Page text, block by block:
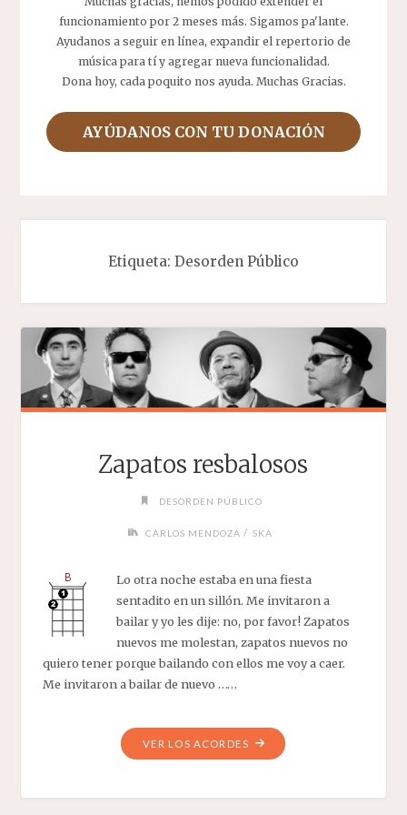
funcionamiento por 2 meses más. Sigamos pa'lante.
Ayudanos a seguir en línea, expandir el repertorio de
música para tí y agregar nueva funcionalidad.
Dona hoy, cada poquito nos ayuda. Muchas Gracias.
AYÚDANOS CON TU DONACIÓN
Etiqueta: Desorden Público
Zapatos resbalosos
DESORDEN PÚBLICO
CARLOS MENDOZA / SKA
Lo otra noche estaba en una fiesta
sentadito en un sillón. Me invitaron a
bailar y yo les dije: no, por favor! Zapatos
nuevos me molestan, zapatos nuevos no
quiero tener porque bailando con ellos me voy a caer.
Me invitaron a bailar de nuevo ……
VER LOS ACORDES"ZAPATOS